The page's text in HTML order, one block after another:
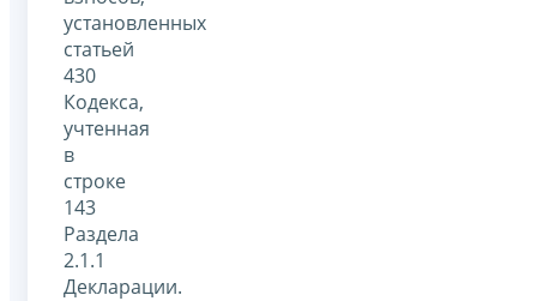
установленных
статьей
430
Кодекса,
учтенная
в
строке
143
Раздела
2.1.1
Декларации.